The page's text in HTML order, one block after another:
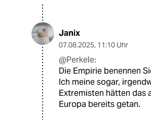
Janix
07.08.2025, 11:10 Uhr
@Perkele:
Die Empirie benennen
Ich meine sogar,
Extremisten hätten das
Europa bereits getan.